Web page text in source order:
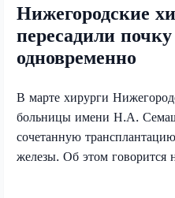
Нижегородские
пересадили
одновременно
В марте хирурги
больницы имени Н.А.
сочетанную
железы. Об этом говорится